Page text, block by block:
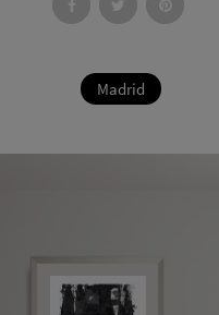
Madrid